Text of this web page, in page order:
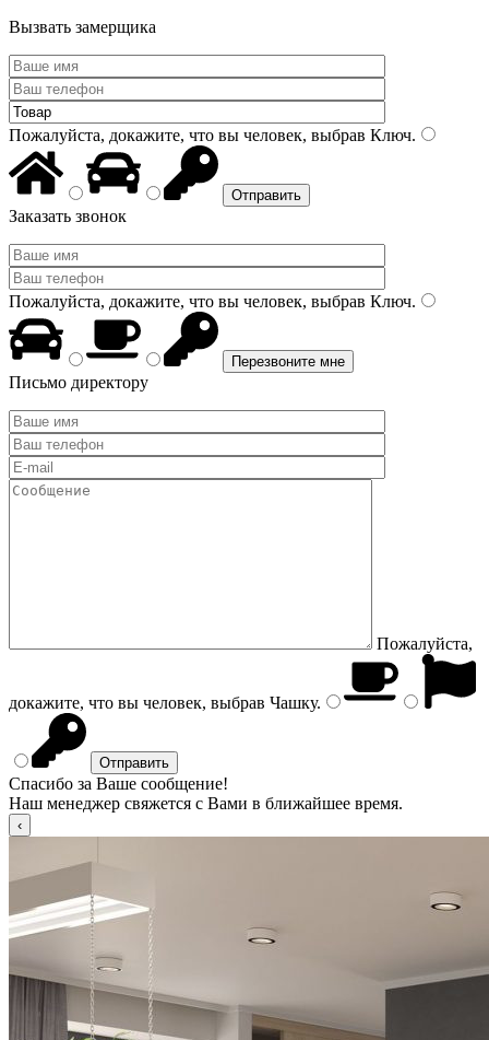
Вызвать замерщика
Пожалуйста, докажите, что вы человек, выбрав Ключ.
Заказать звонок
Пожалуйста, докажите, что вы человек, выбрав Ключ.
Письмо директору
Пожалуйста,
докажите, что вы человек, выбрав Чашку.
Спасибо за Ваше сообщение!
Наш менеджер свяжется с Вами в ближайшее время.